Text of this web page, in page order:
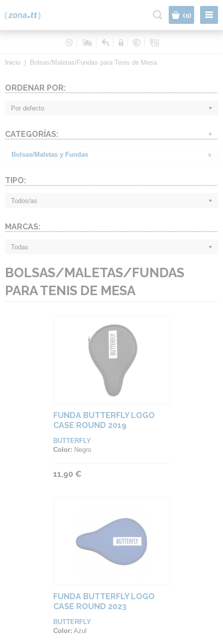
(0)
Inicio Bolsas/Maletas/Fundas para Tenis de Mesa
ORDENAR POR:
Por defecto
CATEGORÍAS: +
Bolsas/Maletas y Fundas x
TIPO:
Todos/as
MARCAS:
Todas
BOLSAS/MALETAS/FUNDAS
PARA TENIS DE MESA
FUNDA BUTTERFLY LOGO
CASE ROUND 2019
BUTTERFLY
Color: Negro
11,90 €
FUNDA BUTTERFLY LOGO
CASE ROUND 2023
BUTTERFLY
Color: Azul